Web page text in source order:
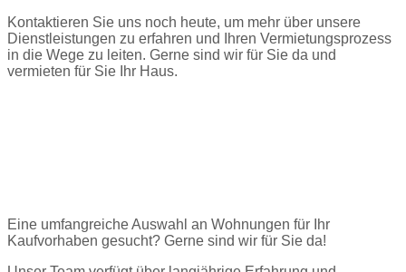
Kontaktieren Sie uns noch heute, um mehr über unsere
Dienstleistungen zu erfahren und Ihren Vermietungsprozess
in die Wege zu leiten. Gerne sind wir für Sie da und
vermieten für Sie Ihr Haus.
Eine umfangreiche Auswahl an Wohnungen für Ihr
Kaufvorhaben gesucht? Gerne sind wir für Sie da!